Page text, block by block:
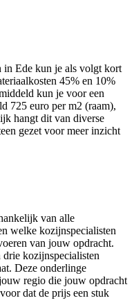
Ede kun je als volgt kort
45% en 10%
kun je voor een
725 euro per m2 (raam),
hangt dit van diverse
gezet voor meer inzicht
van alle
welke kozijnspecialisten
van jouw opdracht.
kozijnspecialisten
Deze onderlinge
regio die jouw opdracht
dat de prijs een stuk